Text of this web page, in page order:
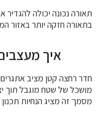
תאורה נכונה יכולה
בתאורה חזקה יותר באזור
איך
חדר רחצה קטן מציב אתגרים
מושכל של שטח מוגבל תוך
מסמך זה מציג הנחיות תכנון